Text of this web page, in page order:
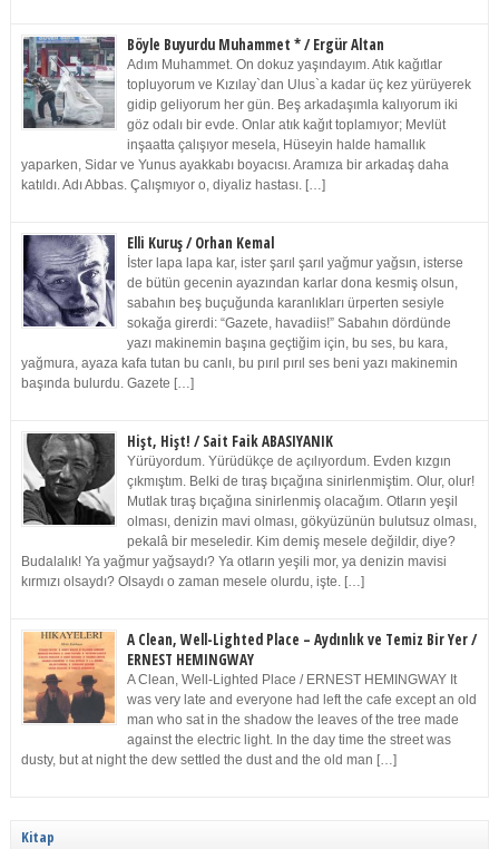
Böyle Buyurdu Muhammet * / Ergür Altan
Adım Muhammet. On dokuz yaşındayım. Atık kağıtlar
topluyorum ve Kızılay`dan Ulus`a kadar üç kez yürüyerek
gidip geliyorum her gün. Beş arkadaşımla kalıyorum iki
göz odalı bir evde. Onlar atık kağıt toplamıyor; Mevlüt
inşaatta çalışıyor mesela, Hüseyin halde hamallık
yaparken, Sidar ve Yunus ayakkabı boyacısı. Aramıza bir arkadaş daha
katıldı. Adı Abbas. Çalışmıyor o, diyaliz hastası. […]
Elli Kuruş / Orhan Kemal
İster lapa lapa kar, ister şarıl şarıl yağmur yağsın, isterse
de bütün gecenin ayazından karlar dona kesmiş olsun,
sabahın beş buçuğunda karanlıkları ürperten sesiyle
sokağa girerdi: “Gazete, havadiis!” Sabahın dördünde
yazı makinemin başına geçtiğim için, bu ses, bu kara,
yağmura, ayaza kafa tutan bu canlı, bu pırıl pırıl ses beni yazı makinemin
başında bulurdu. Gazete […]
Hişt, Hişt! / Sait Faik ABASIYANIK
Yürüyordum. Yürüdükçe de açılıyordum. Evden kızgın
çıkmıştım. Belki de tıraş bıçağına sinirlenmiştim. Olur, olur!
Mutlak tıraş bıçağına sinirlenmiş olacağım. Otların yeşil
olması, denizin mavi olması, gökyüzünün bulutsuz olması,
pekalâ bir meseledir. Kim demiş mesele değildir, diye?
Budalalık! Ya yağmur yağsaydı? Ya otların yeşili mor, ya denizin mavisi
kırmızı olsaydı? Olsaydı o zaman mesele olurdu, işte. […]
A Clean, Well-Lighted Place – Aydınlık ve Temiz Bir Yer /
ERNEST HEMINGWAY
A Clean, Well-Lighted Place / ERNEST HEMINGWAY It
was very late and everyone had left the cafe except an old
man who sat in the shadow the leaves of the tree made
against the electric light. In the day time the street was
dusty, but at night the dew settled the dust and the old man […]
Kitap